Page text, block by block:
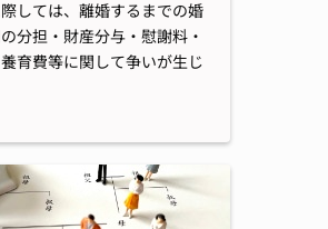
しては、離婚するまでの婚
分担・財産分与・慰謝料・
育費等に関して争いが生じ